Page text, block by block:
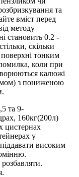
та
вміст перед
методу
становить 0.2 -
скільки
тонким
коли при
калюжі
з пониженою
та 9-
160кг(200л)
цистернах
у
високим